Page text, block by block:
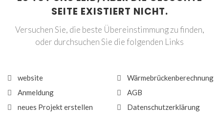
SEITE EXISTIERT NICHT.
Versuchen Sie, die beste Übereinstimmung zu finden,
oder durchsuchen Sie die folgenden Links
website
Anmeldung
neues Projekt erstellen
Wärmebrückenberechnung
AGB
Datenschutzerklärung